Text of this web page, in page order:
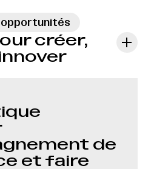
opportunités
créer,
de
et faire